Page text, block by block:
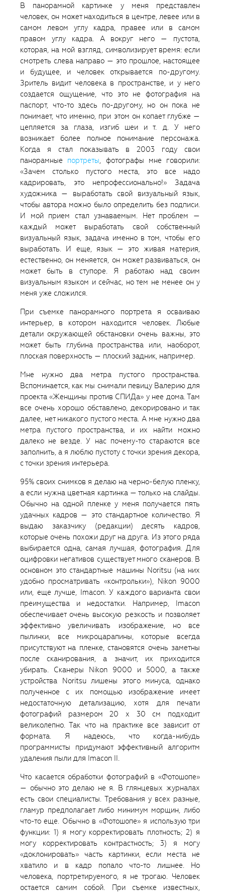
В панорамной картинке у меня представлен
человек, он может находиться в центре, левее или в
самом левом углу кадра, правее или в самом
правом углу кадра. А вокруг него — пустота,
которая, на мой взгляд, символизирует время: если
смотреть слева направо — это прошлое, настоящее
и будущее, и человек открывается по-другому.
Зритель видит человека в пространстве, и у него
создается ощущение, что это не фотография на
паспорт, что-то здесь по-другому, но он пока не
понимает, что именно, при этом он копает глубже —
цепляется за глаза, изгиб шеи и т. д. У него
возникает более полное понимание персонажа.
Когда я стал показывать в 2003 году свои
панорамные портреты, фотографы мне говорили:
«Зачем столько пустого места, это все надо
кадрировать, это непрофессионально!» Задача
художника — выработать свой визуальный язык,
чтобы автора можно было определить без подписи.
И мой прием стал узнаваемым. Нет проблем —
каждый может выработать свой собственный
визуальный язык, задача именно в том, чтобы его
выработать. И еще, язык — это живая материя,
естественно, он меняется, он может развиваться, он
может быть в ступоре. Я работаю над своим
визуальным языком и сейчас, но тем не менее он у
меня уже сложился.
При съемке панорамного портрета я осваиваю
интерьер, в котором находится человек. Любые
детали окружающей обстановки очень важны, это
может быть глубина пространства или, наоборот,
плоская поверхность — плоский задник, например.
Мне нужно два метра пустого пространства.
Вспоминается, как мы снимали певицу Валерию для
проекта «Женщины против СПИДа» у нее дома. Там
все очень хорошо обставлено, декорировано и так
далее, нет никакого пустого места. А мне нужно два
метра пустого пространства, и их найти можно
далеко не везде. У нас почему-то стараются все
заполнить, а я люблю пустоту с точки зрения декора,
с точки зрения интерьера.
95% своих снимков я делаю на черно-белую пленку,
а если нужна цветная картинка — только на слайды.
Обычно на одной пленке у меня получается пять
удачных кадров — это стандартное количество. Я
выдаю заказчику (редакции) десять кадров,
которые очень похожи друг на друга. Из этого ряда
выбирается одна, самая лучшая, фотография. Для
оцифровки негативов существует много сканеров. В
основном это стандартные машины Noritsu (на них
удобно просматривать «контрольки»), Nikon 9000
или, еще лучше, Imacon. У каждого варианта свои
преимущества и недостатки. Например, Imacon
обеспечивает очень высокую резкость и позволяет
эффективно увеличивать изображение, но все
пылинки, все микроцарапины, которые всегда
присутствуют на пленке, становятся очень заметны
после сканирования, а значит, их приходится
убирать. Сканеры Nikon 9000 и 5000, а также
устройства Noritsu лишены этого минуса, однако
полученное с их помощью изображение имеет
недостаточную детализацию, хотя для печати
фотографий размером 20 х 30 см подходит
великолепно. Так что на практике все зависит от
формата. Я надеюсь, что когда-нибудь
программисты придумают эффективный алгоритм
удаления пыли для Imacon II.
Что касается обработки фотографий в «Фотошопе»
— обычно это делаю не я. В глянцевых журналах
есть свои специалисты. Требования у всех разные,
гламур предполагает либо минимум морщин, либо
что-то еще. Обычно в «Фотошопе» я использую три
функции: 1) я могу корректировать плотность; 2) я
могу корректировать контрастность; 3) я могу
«доклонировать» часть картинки, если места не
хватило и в кадр попало что-то лишнее. Но
человека, портретируемого, я не трогаю. Человек
остается самим собой. При съемке известных,